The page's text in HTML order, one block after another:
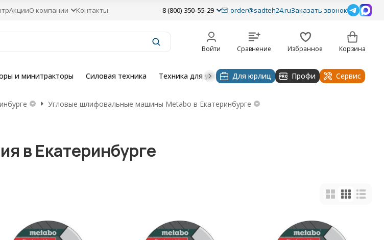
АкцииО компании Контакты 8 (800) 350-55-29 order@sadteh24.ruЗаказать звонок
Войти Сравнение Избранное Корзина
и минитракторы Силовая техника Техника для уборки Строительная техника
Для юрлиц Профи Сервис
Угловые шлифовальные машины Metabo в Екатеринбурге
в Екатеринбурге